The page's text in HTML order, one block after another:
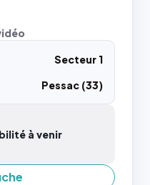
Secteur 1
Pessac (33)
à venir